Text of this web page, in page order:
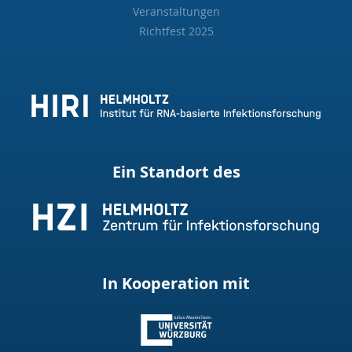
Veranstaltungen
Richtfest 2025
Ein Standort des
In Kooperation mit